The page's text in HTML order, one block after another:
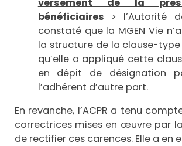
bénéficiaires > l’Autorité
constaté que la MGEN Vie
la structure de la clause-type
qu’elle a appliqué cette
en dépit de désignation
l’adhérent d’autre part.
En revanche, l’ACPR a tenu
correctrices mises en œuvre par
de rectifier ces carences. Elle a en